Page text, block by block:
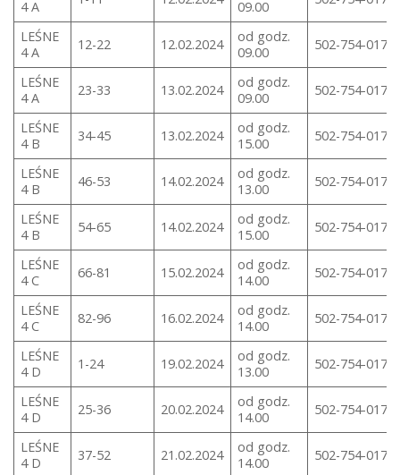
4 A
09.00
LEŚNE
4 A
12-22 12.02.2024
od godz.
09.00
502-754-017
LEŚNE
4 A
23-33 13.02.2024
od godz.
09.00
502-754-017
LEŚNE
4 B
34-45 13.02.2024
od godz.
15.00
502-754-017
LEŚNE
4 B
46-53 14.02.2024
od godz.
13.00
502-754-017
LEŚNE
4 B
54-65 14.02.2024
od godz.
15.00
502-754-017
LEŚNE
4 C
66-81 15.02.2024
od godz.
14.00
502-754-017
LEŚNE
4 C
82-96 16.02.2024
od godz.
14.00
502-754-017
LEŚNE
4 D
1-24 19.02.2024
od godz.
13.00
502-754-017
LEŚNE
4 D
25-36 20.02.2024
od godz.
14.00
502-754-017
LEŚNE
4 D
37-52 21.02.2024
od godz.
14.00
502-754-017